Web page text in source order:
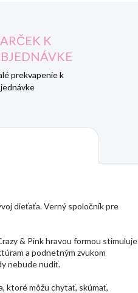
K
prekvapenie k
dieťaťa. Verný spoločník pre
& Pink hravou formou stimuluje
a podnetným zvukom
nebude nudiť.
ktoré môžu chytať, skúmať,